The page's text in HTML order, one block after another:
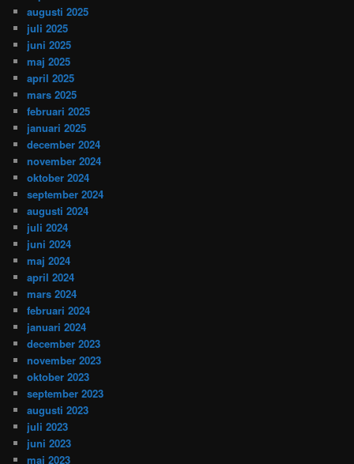
augusti 2025
juli 2025
juni 2025
maj 2025
april 2025
mars 2025
februari 2025
januari 2025
december 2024
november 2024
oktober 2024
september 2024
augusti 2024
juli 2024
juni 2024
maj 2024
april 2024
mars 2024
februari 2024
januari 2024
december 2023
november 2023
oktober 2023
september 2023
augusti 2023
juli 2023
juni 2023
maj 2023